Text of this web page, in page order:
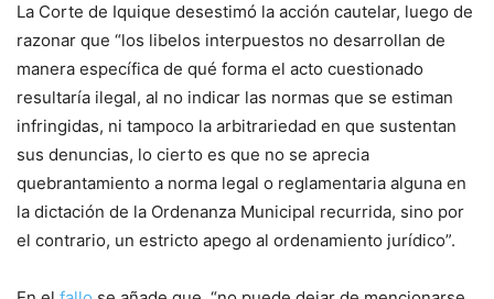
La Corte de Iquique desestimó la acción cautelar, luego de
razonar que “los libelos interpuestos no desarrollan de
manera específica de qué forma el acto cuestionado
resultaría ilegal, al no indicar las normas que se estiman
infringidas, ni tampoco la arbitrariedad en que sustentan
sus denuncias, lo cierto es que no se aprecia
quebrantamiento a norma legal o reglamentaria alguna en
la dictación de la Ordenanza Municipal recurrida, sino por
el contrario, un estricto apego al ordenamiento jurídico”.